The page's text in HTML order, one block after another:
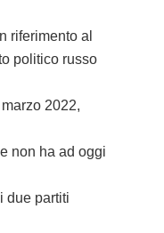
al
politico russo
2022,
non ha ad oggi
partiti